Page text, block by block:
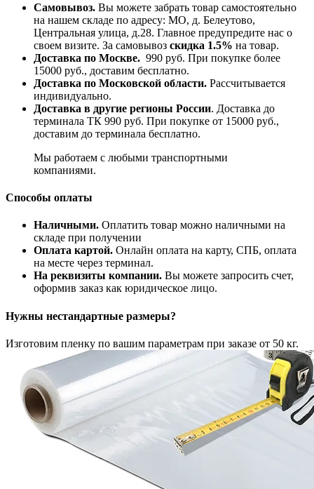
Самовывоз. Вы можете забрать товар самостоятельно
на нашем складе по адресу: МО, д. Белеутово,
Центральная улица, д.28. Главное предупредите нас о
своем визите. За самовывоз скидка 1.5% на товар.
Доставка по Москве. 990 руб. При покупке более
15000 руб., доставим бесплатно.
Доставка по Московской области. Рассчитывается
индивидуально.
Доставка в другие регионы России. Доставка до
терминала ТК 990 руб. При покупке от 15000 руб.,
доставим до терминала бесплатно.
Мы работаем с любыми транспортными
компаниями.
Способы оплаты
Наличными. Оплатить товар можно наличными на
складе при получении
Оплата картой. Онлайн оплата на карту, СПБ, оплата
на месте через терминал.
На реквизиты компании. Вы можете запросить счет,
оформив заказ как юридическое лицо.
Нужны нестандартные размеры?
Изготовим пленку по вашим параметрам при заказе от 50 кг.